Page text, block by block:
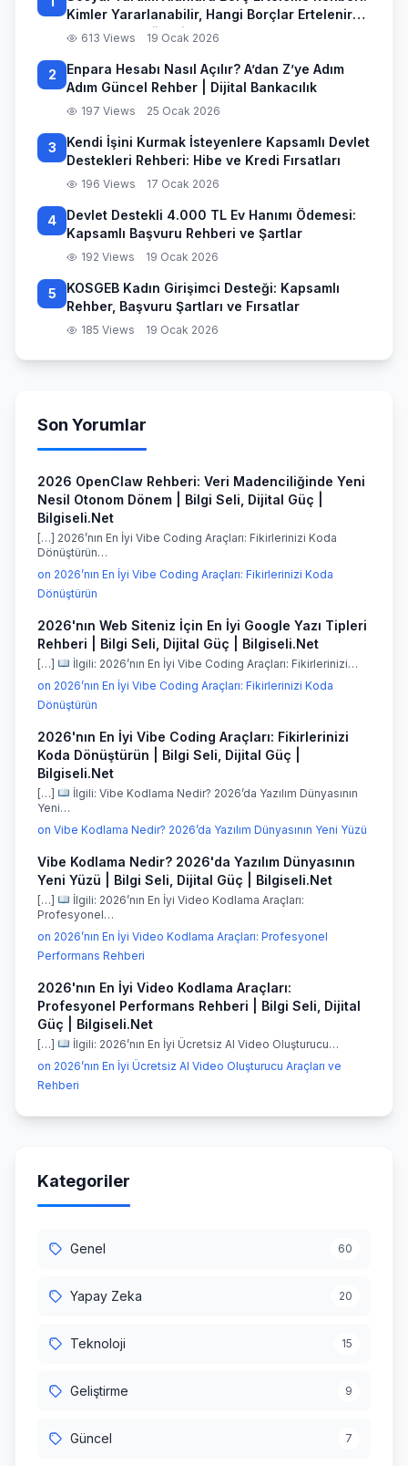
Kimler Yararlanabilir, Hangi Borçlar Ertelenir
ve Başvuru Süreci
613 Views 19 Ocak 2026
2
Enpara Hesabı Nasıl Açılır? A’dan Z’ye Adım
Adım Güncel Rehber | Dijital Bankacılık
197 Views 25 Ocak 2026
3
Kendi İşini Kurmak İsteyenlere Kapsamlı Devlet
Destekleri Rehberi: Hibe ve Kredi Fırsatları
196 Views 17 Ocak 2026
4
Devlet Destekli 4.000 TL Ev Hanımı Ödemesi:
Kapsamlı Başvuru Rehberi ve Şartlar
192 Views 19 Ocak 2026
5
KOSGEB Kadın Girişimci Desteği: Kapsamlı
Rehber, Başvuru Şartları ve Fırsatlar
185 Views 19 Ocak 2026
Son Yorumlar
2026 OpenClaw Rehberi: Veri Madenciliğinde Yeni
Nesil Otonom Dönem | Bilgi Seli, Dijital Güç |
Bilgiseli.Net
[…] 2026’nın En İyi Vibe Coding Araçları: Fikirlerinizi Koda
Dönüştürün…
on 2026’nın En İyi Vibe Coding Araçları: Fikirlerinizi Koda
Dönüştürün
2026'nın Web Siteniz İçin En İyi Google Yazı Tipleri
Rehberi | Bilgi Seli, Dijital Güç | Bilgiseli.Net
[…]
İlgili: 2026’nın En İyi Vibe Coding Araçları: Fikirlerinizi…
on 2026’nın En İyi Vibe Coding Araçları: Fikirlerinizi Koda
Dönüştürün
2026'nın En İyi Vibe Coding Araçları: Fikirlerinizi
Koda Dönüştürün | Bilgi Seli, Dijital Güç |
Bilgiseli.Net
[…]
İlgili: Vibe Kodlama Nedir? 2026’da Yazılım Dünyasının
Yeni…
on Vibe Kodlama Nedir? 2026’da Yazılım Dünyasının Yeni Yüzü
Vibe Kodlama Nedir? 2026'da Yazılım Dünyasının
Yeni Yüzü | Bilgi Seli, Dijital Güç | Bilgiseli.Net
[…]
İlgili: 2026’nın En İyi Video Kodlama Araçları:
Profesyonel…
on 2026’nın En İyi Video Kodlama Araçları: Profesyonel
Performans Rehberi
2026'nın En İyi Video Kodlama Araçları:
Profesyonel Performans Rehberi | Bilgi Seli, Dijital
Güç | Bilgiseli.Net
[…]
İlgili: 2026’nın En İyi Ücretsiz AI Video Oluşturucu…
on 2026’nın En İyi Ücretsiz AI Video Oluşturucu Araçları ve
Rehberi
Kategoriler
Genel 60
Yapay Zeka 20
Teknoloji 15
Geliştirme 9
Güncel 7